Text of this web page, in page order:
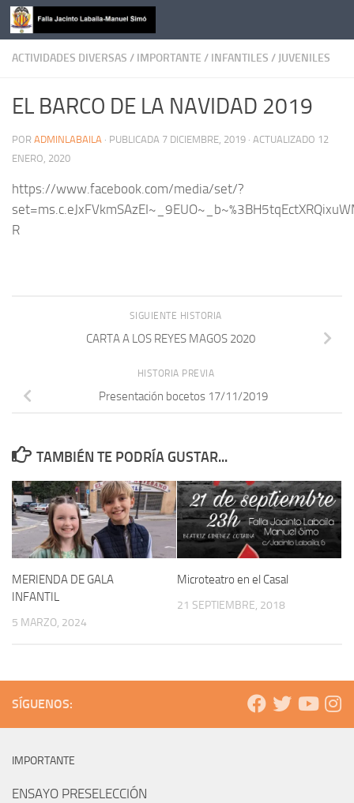
Saltar al contenido
ACTIVIDADES DIVERSAS / IMPORTANTE / INFANTILES / JUVENILES
EL BARCO DE LA NAVIDAD 2019
POR ADMINLABAILA · PUBLICADA 7 DICIEMBRE, 2019 · ACTUALIZADO 12
ENERO, 2020
https://www.facebook.com/media/set/?
R
SIGUIENTE HISTORIA
CARTA A LOS REYES MAGOS 2020
HISTORIA PREVIA
Presentación bocetos 17/11/2019
TAMBIÉN TE PODRÍA GUSTAR...
MERIENDA DE GALA
INFANTIL
5 MARZO, 2024
Microteatro en el Casal
21 SEPTIEMBRE, 2018
SÍGUENOS:
IMPORTANTE
ENSAYO PRESELECCIÓN